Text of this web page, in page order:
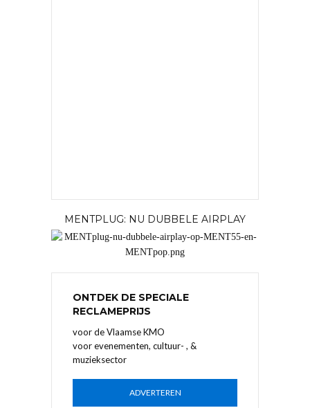
MENTPLUG: NU DUBBELE AIRPLAY
ONTDEK DE SPECIALE
RECLAMEPRIJS
voor de Vlaamse KMO
voor evenementen, cultuur- , &
muzieksector
ADVERTEREN